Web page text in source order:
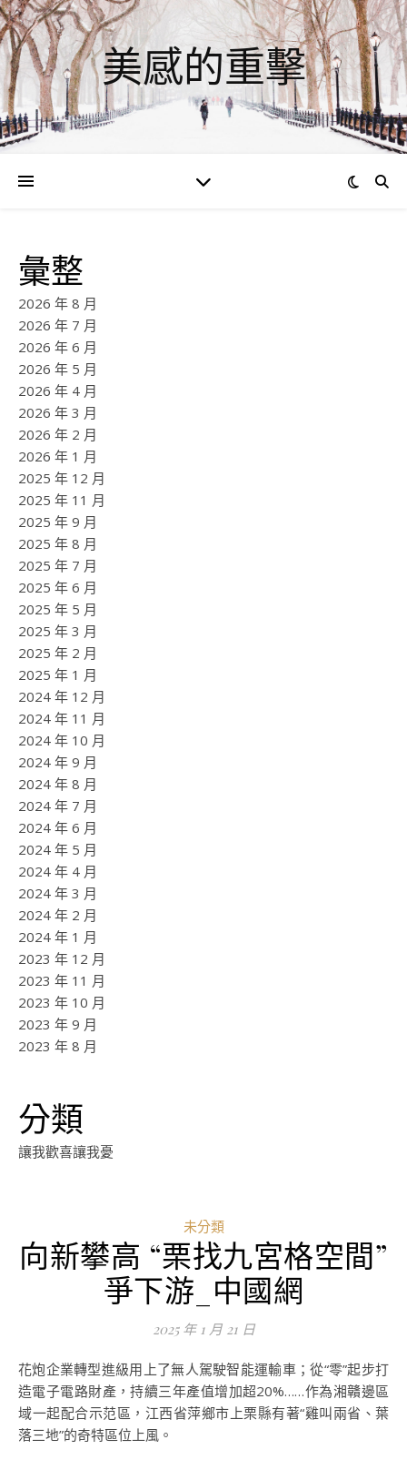
美感的重擊
彙整
2026 年 8 月
2026 年 7 月
2026 年 6 月
2026 年 5 月
2026 年 4 月
2026 年 3 月
2026 年 2 月
2026 年 1 月
2025 年 12 月
2025 年 11 月
2025 年 9 月
2025 年 8 月
2025 年 7 月
2025 年 6 月
2025 年 5 月
2025 年 3 月
2025 年 2 月
2025 年 1 月
2024 年 12 月
2024 年 11 月
2024 年 10 月
2024 年 9 月
2024 年 8 月
2024 年 7 月
2024 年 6 月
2024 年 5 月
2024 年 4 月
2024 年 3 月
2024 年 2 月
2024 年 1 月
2023 年 12 月
2023 年 11 月
2023 年 10 月
2023 年 9 月
2023 年 8 月
分類
讓我歡喜讓我憂
未分類
向新攀高 “栗找九宮格空間”
爭下游_中國網
2025 年 1 月 21 日
花炮企業轉型進級用上了無人駕駛智能運輸車；從“零”起步打
造電子電路財產，持續三年產值增加超20%……作為湘贛邊區
域一起配合示范區，江西省萍鄉市上栗縣有著“雞叫兩省、葉
落三地”的奇特區位上風。